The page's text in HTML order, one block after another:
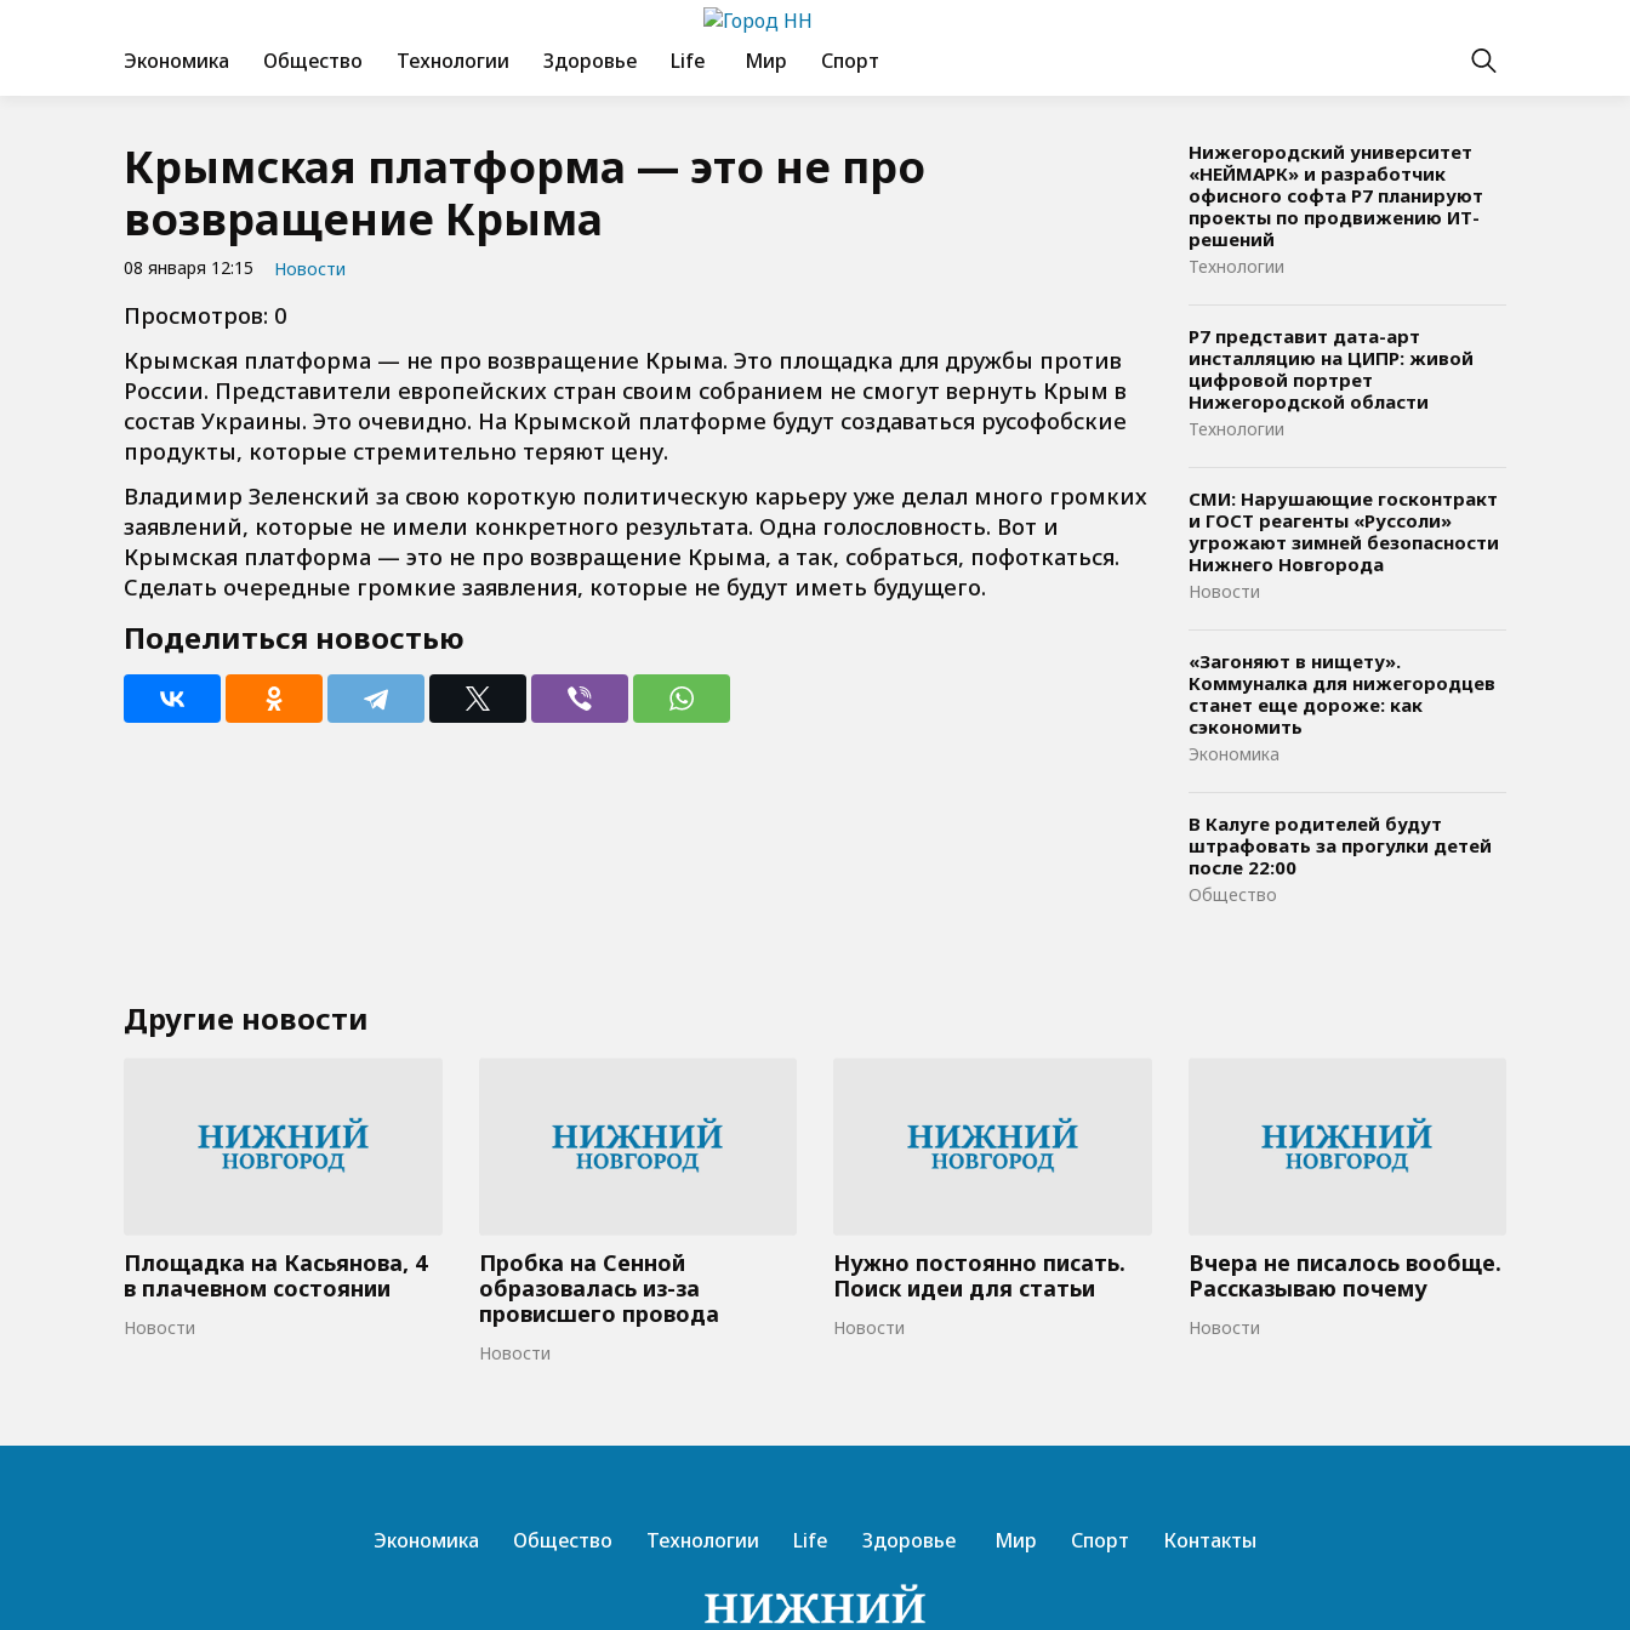
Экономика Общество Технологии Здоровье Life Мир Спорт
Крымская платформа — это не про
возвращение Крыма
08 января 12:15 Новости
Просмотров: 0
Крымская платформа — не про возвращение Крыма. Это площадка для дружбы против
России. Представители европейских стран своим собранием не смогут вернуть Крым в
состав Украины. Это очевидно. На Крымской платформе будут создаваться русофобские
продукты, которые стремительно теряют цену.
Владимир Зеленский за свою короткую политическую карьеру уже делал много громких
заявлений, которые не имели конкретного результата. Одна голословность. Вот и
Крымская платформа — это не про возвращение Крыма, а так, собраться, пофоткаться.
Сделать очередные громкие заявления, которые не будут иметь будущего.
Поделиться новостью
Нижегородский университет
«НЕЙМАРК» и разработчик
офисного софта P7 планируют
проекты по продвижению ИТ-
решений
Технологии
Р7 представит дата-арт
инсталляцию на ЦИПР: живой
цифровой портрет
Нижегородской области
Технологии
СМИ: Нарушающие госконтракт
и ГОСТ реагенты «Руссоли»
угрожают зимней безопасности
Нижнего Новгорода
Новости
«Загоняют в нищету».
Коммуналка для нижегородцев
станет еще дороже: как
сэкономить
Экономика
В Калуге родителей будут
штрафовать за прогулки детей
после 22:00
Общество
Другие новости
Площадка на Касьянова, 4
в плачевном состоянии
Новости
Пробка на Сенной
образовалась из-за
провисшего провода
Новости
Нужно постоянно писать.
Поиск идеи для статьи
Новости
Вчера не писалось вообще.
Рассказываю почему
Новости
Экономика Общество Технологии Life Здоровье Мир Спорт Контакты